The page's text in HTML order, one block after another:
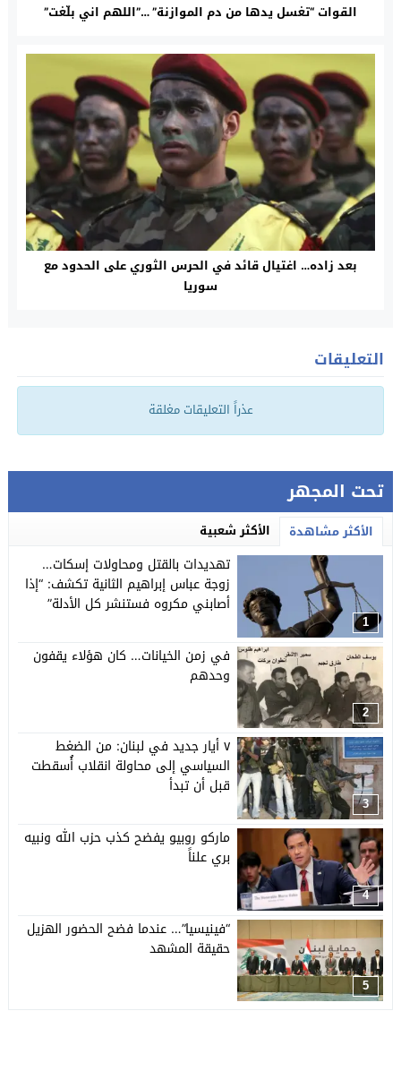
القوات “تغسل يدها من دم الموازنة” …”اللهم اني بلّغت”
بعد زاده… اغتيال قائد في الحرس الثوري على الحدود مع
سوريا
التعليقات
عذراً التعليقات مغلقة
تحت المجهر
الأكثر مشاهدة الأكثر شعبية
1
تهديدات بالقتل ومحاولات إسكات…
زوجة عباس إبراهيم الثانية تكشف: “إذا
أصابني مكروه فستنشر كل الأدلة”
2
في زمن الخيانات… كان هؤلاء يقفون
وحدهم
3
٧ أيار جديد في لبنان: من الضغط
السياسي إلى محاولة انقلاب أُسقطت
قبل أن تبدأ
4
ماركو روبيو يفضح كذب حزب الله ونبيه
بري علناً
5
“فينيسيا”… عندما فضح الحضور الهزيل
حقيقة المشهد